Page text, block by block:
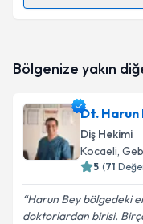
oluşturun. Size
Kişisel
Metni'ni
kapsamda
Bölgenize yakın
Dt. Harun
Diş Hekimi
Kocaeli,
5 (71
Harun Bey bölgedeki
doktorlardan birisi.